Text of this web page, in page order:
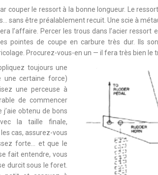
couper le ressort à la bonne longueur. Le
sans être préalablement recuit. Une scie à
l’affaire. Percer les trous dans l’acier ressort
pointes de coupe en carbure très dur. Ils
Procurez-vous-en un — il fera très bien le
toujours une
une certaine force)
une perceuse à
de commencer
obtenu de bons
la taille finale,
cas, assurez-vous
forte… et que le
fait entendre, vous
durcit sous le foret.